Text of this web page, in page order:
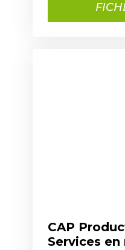
CAP
Services